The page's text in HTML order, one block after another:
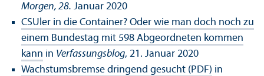
Morgen, 28. Januar 2020
CSUler in die Container? Oder wie man doch noch zu
einem Bundestag mit 598 Abgeordneten kommen
kann in Verfassungsblog, 21. Januar 2020
Wachstumsbremse dringend gesucht (PDF) in